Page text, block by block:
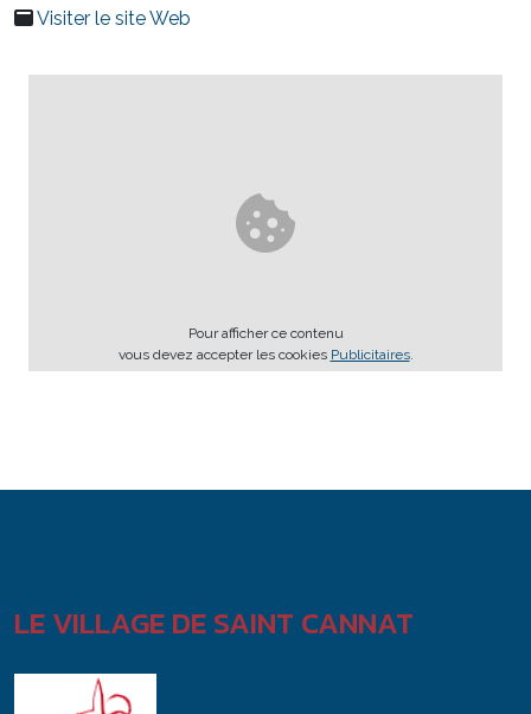
Visiter le site Web
Pour afficher ce contenu
vous devez accepter les cookies Publicitaires.
LE VILLAGE DE SAINT CANNAT